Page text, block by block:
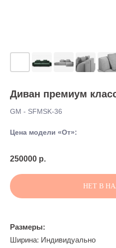
Диван премиум
GM - SFMSK-36
Цена модели «От»:
250000 р.
НЕТ В
Размеры:
Ширина: Индивидуально